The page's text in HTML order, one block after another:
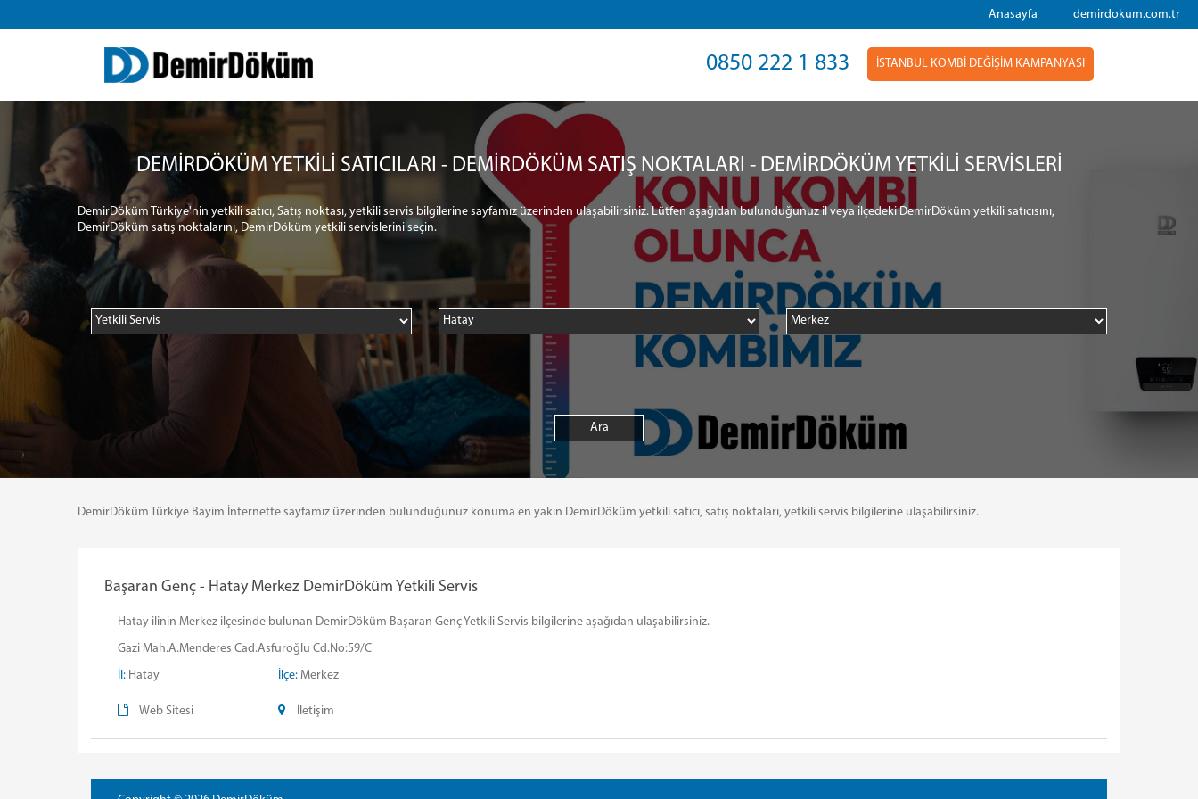
demirdokum.com.tr
Anasayfa
İSTANBUL KOMBİ DEĞİŞİM KAMPANYASI
0850 222 1 833
DEMİRDÖKÜM YETKİLİ SATICILARI - DEMİRDÖKÜM SATIŞ NOKTALARI - DEMİRDÖKÜM YETKİLİ SERVİSLERİ
DemirDöküm Türkiye'nin yetkili satıcı, Satış noktası, yetkili servis bilgilerine sayfamız üzerinden ulaşabilirsiniz. Lütfen aşağıdan bulunduğunuz il veya ilçedeki DemirDöküm yetkili satıcısını,
DemirDöküm satış noktalarını, DemirDöküm yetkili servislerini seçin.
DemirDöküm Türkiye Bayim İnternette sayfamız üzerinden bulunduğunuz konuma en yakın DemirDöküm yetkili satıcı, satış noktaları, yetkili servis bilgilerine ulaşabilirsiniz.
Başaran Genç - Hatay Merkez DemirDöküm Yetkili Servis
Hatay ilinin Merkez ilçesinde bulunan DemirDöküm Başaran Genç Yetkili Servis bilgilerine aşağıdan ulaşabilirsiniz.
Gazi Mah.A.Menderes Cad.Asfuroğlu Cd.No:59/C
İl: Hatay İlçe: Merkez
Web Sitesi İletişim